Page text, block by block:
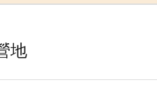
地